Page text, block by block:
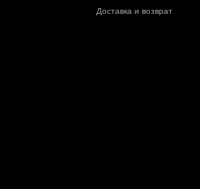
Доставка и возврат